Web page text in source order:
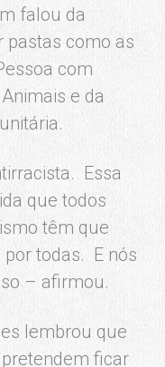
falou da
pastas como as
com
e da
Essa
que todos
têm que
todas. E nós
– afirmou.
lembrou que
ficar